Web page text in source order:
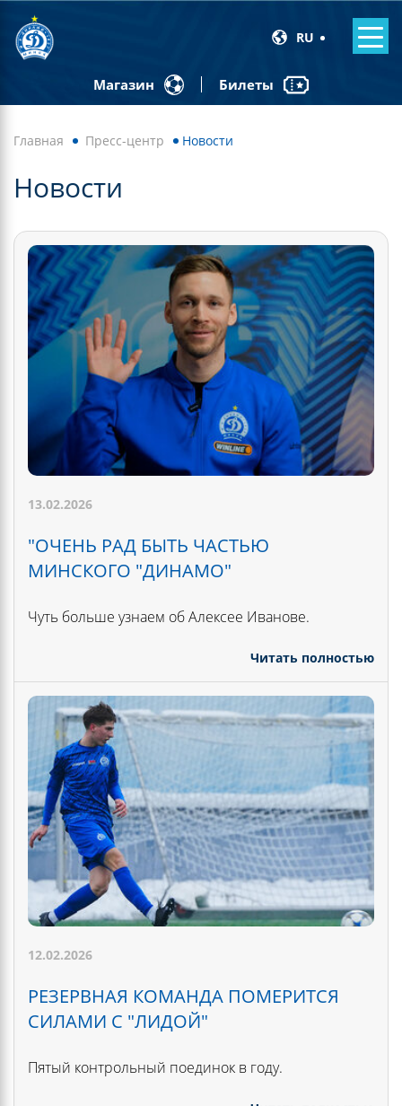
RU
Магазин Билеты
Главная Пресс-центр Новости
Новости
13.02.2026
"ОЧЕНЬ РАД БЫТЬ ЧАСТЬЮ
МИНСКОГО "ДИНАМО"
Чуть больше узнаем об Алексее Иванове.
Читать полностью
12.02.2026
РЕЗЕРВНАЯ КОМАНДА ПОМЕРИТСЯ
СИЛАМИ С "ЛИДОЙ"
Пятый контрольный поединок в году.